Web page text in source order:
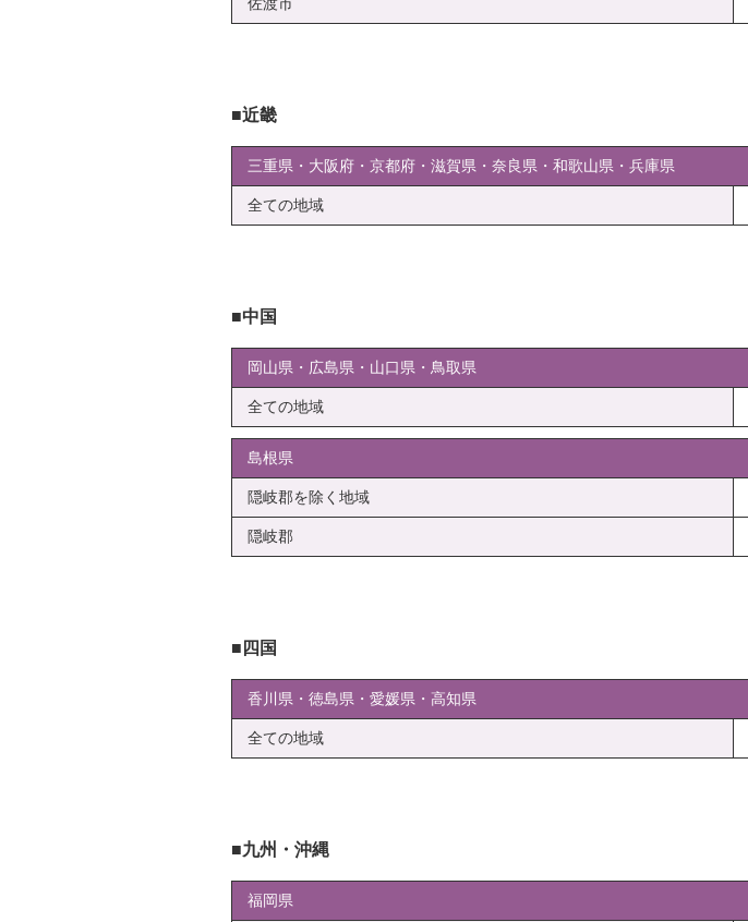
近畿
三重県・大阪府・京都府・滋賀県・奈良県・和歌山県・兵庫県
全ての地域
中国
岡山県・広島県・山口県・鳥取県
全ての地域
島根県
隠岐郡を除く地域
隠岐郡
四国
香川県・徳島県・愛媛県・高知県
全ての地域
九州・沖縄
福岡県